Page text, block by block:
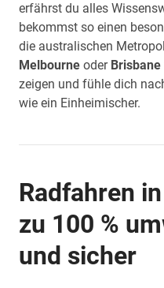
erfährst du alles
bekommst so einen
die australischen
Melbourne oderBrisbane
zeigen und fühle dich
wie ein Einheimischer.
Radfahren
zu 100 %
und sicher